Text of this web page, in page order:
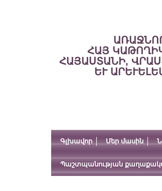
ՀԱՅ
ՀԱՅԱՍՏԱՆԻ,
ԵՒ
Գլխավոր Մեր մասին
Պաշտպանության